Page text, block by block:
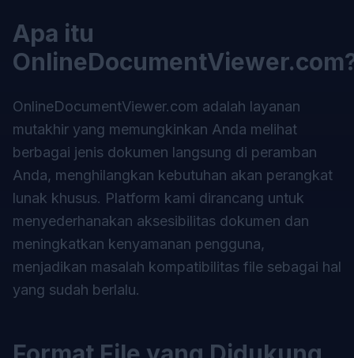
Apa itu
OnlineDocumentViewer.com adalah layanan
mutakhir yang memungkinkan Anda melihat
berbagai jenis dokumen langsung di peramban
Anda, menghilangkan kebutuhan akan perangkat
lunak khusus. Platform kami dirancang untuk
menyederhanakan aksesibilitas dokumen dan
meningkatkan kenyamanan pengguna,
menjadikan masalah kompatibilitas file sebagai hal
yang sudah berlalu.